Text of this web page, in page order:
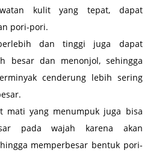
kulit yang tepat, dapat
pori-pori.
dan tinggi juga dapat
besar dan menonjol, sehingga
cenderung lebih sering
mati yang menumpuk juga bisa
pada wajah karena akan
memperbesar bentuk pori-